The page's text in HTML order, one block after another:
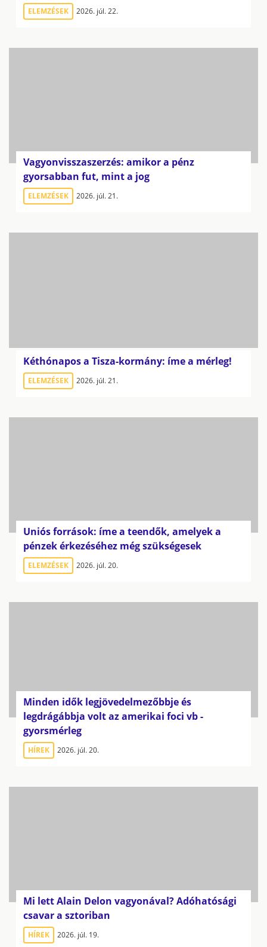
ELEMZÉSEK 2026. júl. 22.
Vagyonvisszaszerzés: amikor a pénz
gyorsabban fut, mint a jog
ELEMZÉSEK 2026. júl. 21.
Kéthónapos a Tisza-kormány: íme a mérleg!
ELEMZÉSEK 2026. júl. 21.
Uniós források: íme a teendők, amelyek a
pénzek érkezéséhez még szükségesek
ELEMZÉSEK 2026. júl. 20.
Minden idők legjövedelmezőbbje és
legdrágábbja volt az amerikai foci vb -
gyorsmérleg
HÍREK 2026. júl. 20.
Mi lett Alain Delon vagyonával? Adóhatósági
csavar a sztoriban
HÍREK 2026. júl. 19.